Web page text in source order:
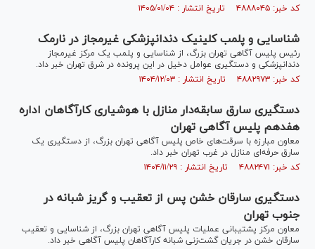
کد خبر: ۴۸۸۸۰۴۵ تاریخ انتشار : ۱۴۰۵/۰۱/۰۴
شناسایی و پلمب کلینیک دندانپزشکی غیرمجاز در نارمک
رئیس پلیس آگاهی تهران بزرگ، از شناسایی و پلمب یک مرکز غیرمجاز
دندانپزشکی و دستگیری عوامل دخیل در این پرونده در شرق تهران خبر داد.
کد خبر: ۴۸۸۲۹۷۳ تاریخ انتشار : ۱۴۰۴/۱۲/۰۳
دستگیری سارق سابقه‌دار منازل با هوشیاری کارآگاهان اداره
هفدهم پلیس آگاهی تهران
معاون مبارزه با سرقت‌های خاص پلیس آگاهی تهران بزرگ، از دستگیری یک
سارق حرفه‌ای منازل در غرب تهران خبر داد.
کد خبر: ۴۸۸۲۴۷۱ تاریخ انتشار : ۱۴۰۴/۱۱/۲۹
دستگیری سارقان خشن پس از تعقیب و گریز شبانه در
جنوب تهران
معاون مرکز پشتیبانی عملیات پلیس آگاهی تهران بزرگ، از شناسایی و تعقیب
سارقان خشن در جریان گشت‌زنی شبانه کارآگاهان پلیس آگاهی خبر داد.